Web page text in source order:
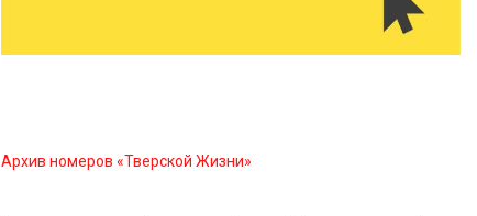
Семина
Архив номеров «Тверской Жизни»